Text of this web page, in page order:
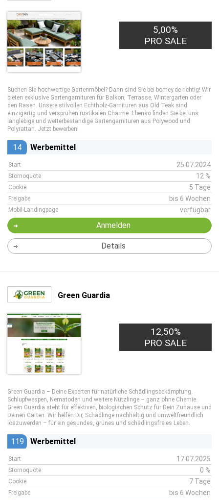
5,00%
PRO SALE
Suchen Sie hochwertige Gartenmöbel? Dann sind Sie bei bomey.de richtig! Wir
bieten exklusive Gartengarnituren für Balkon, Terrasse, Wintergarten oder
den Rasen. Unsere stilvollen Echtholz-Garnituren aus Old Teak sind
einzigartig und versprühen rustikalen Charme. Ebenso finden Sie bei uns
langlebige und wetterbeständige Gartengarnituren aus Polywood und
Polyrattan. Jetzt bewerben!
14 Werbemittel
Start 25.07.2024
Stornoquote 12 %
Cookie 5 Tage
Freigabe bis 6 Wochen
Mobil-Landingpage verfügbar
Anmelden
Details
Green Guardia
12,50%
PRO SALE
Green Guardia – Deine Experten für natürliche Schädlingsbekämpfung.
Schlupfwespen, Nematoden und weitere Nützlinge – ganz ohne Chemie.
Green Guardia steht für effektiven, biologischen Schutz für Dein Zuhause und
Deinen Garten. Wir helfen Dir, Schädlinge nachhaltig und umweltfreundlich
loszuwerden – für ein gesundes, grünes und schädlingsfreies Leben.
119 Werbemittel
Start 17.07.2025
Stornoquote 0 %
Cookie 7 Tage
Freigabe bis 6 Wochen